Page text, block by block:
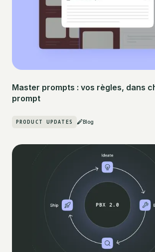
Master prompts : vos règles, dans
prompt
PRODUCT UPDATES Blog